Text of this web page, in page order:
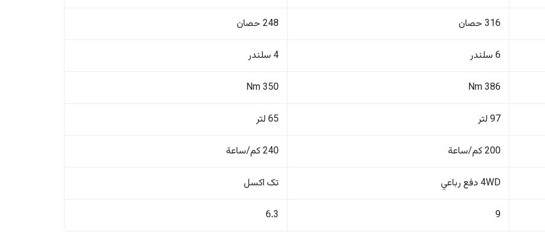
316 حصان 248 حصان
6 سلندر 4 سلندر
386 Nm
350 Nm
97 لتر 65 لتر
200 كم/ساعة 240 كم/ساعة
4WD دفع رباعي تک اکسل
9
6.3